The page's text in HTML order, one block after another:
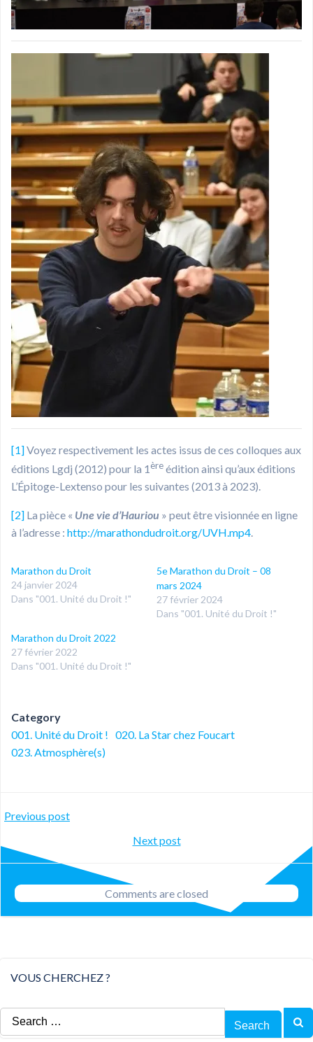
[1]Voyez respectivement les actes issus de ces colloques aux
éditions Lgdj (2012) pour la 1èreédition ainsi qu’aux éditions
L’Épitoge-Lextenso pour les suivantes (2013 à 2023).
[2] La pièce « Une vie d’Hauriou » peut être visionnée en ligne
à l’adresse : http://marathondudroit.org/UVH.mp4.
Marathon du Droit
24 janvier 2024
Dans "001. Unité du Droit !"
5e Marathon du Droit – 08
mars 2024
27 février 2024
Dans "001. Unité du Droit !"
Marathon du Droit 2022
27 février 2022
Dans "001. Unité du Droit !"
Category
001. Unité du Droit ! 020. La Star chez Foucart
023. Atmosphère(s)
Post
navigation
Previous post
Post
navigation
Next post
Comments are closed
VOUS CHERCHEZ ?
Search
for: